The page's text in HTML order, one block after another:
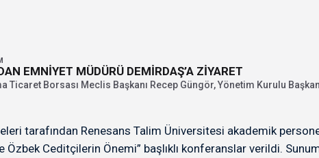
EMNİYET MÜDÜRÜ DEMİRDAŞ’A ZİYARET
Ticaret Borsası Meclis Başkanı Recep Güngör, Yönetim Kurulu
tarafından Renesans Talim Üniversitesi akademik
Ceditçilerin Önemi” başlıklı konferanslar verildi.